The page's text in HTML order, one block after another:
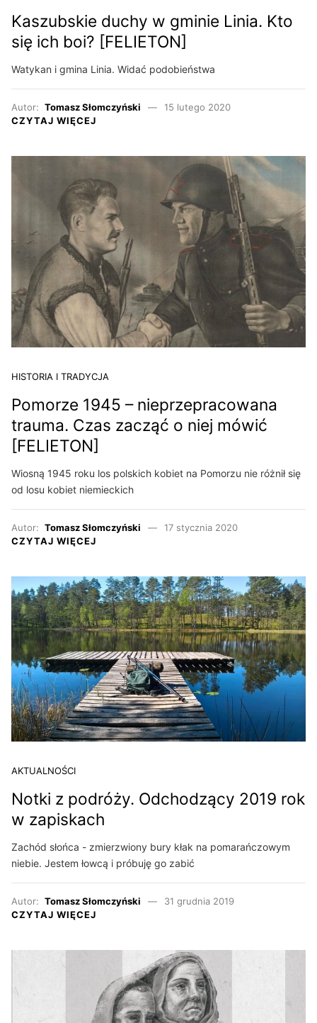
Kaszubskie duchy w gminie Linia. Kto
się ich boi? [FELIETON]
Watykan i gmina Linia. Widać podobieństwa
Autor: Tomasz Słomczyński
15 lutego 2020
CZYTAJ WIĘCEJ
HISTORIA I TRADYCJA
Pomorze 1945 – nieprzepracowana
trauma. Czas zacząć o niej mówić
[FELIETON]
Wiosną 1945 roku los polskich kobiet na Pomorzu nie różnił się
od losu kobiet niemieckich
Autor: Tomasz Słomczyński
17 stycznia 2020
CZYTAJ WIĘCEJ
AKTUALNOŚCI
Notki z podróży. Odchodzący 2019 rok
w zapiskach
Zachód słońca - zmierzwiony bury kłak na pomarańczowym
niebie. Jestem łowcą i próbuję go zabić
Autor: Tomasz Słomczyński
31 grudnia 2019
CZYTAJ WIĘCEJ